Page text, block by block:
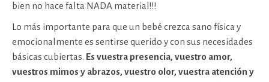
bien no hace falta NADA material!!!
Lo más importante para que un bebé crezca sano física y
emocionalmente es sentirse querido y con sus necesidades
básicas cubiertas. Es vuestra presencia, vuestro amor,
vuestros mimos y abrazos, vuestro olor, vuestra atención y